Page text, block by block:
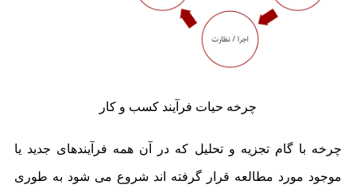
چرخه حیات فرآیند کسب و کار
چرخه با گام تجزیه و تحلیل که در آن همه فرآیندهای جدید یا
موجود مورد مطالعه قرار گرفته اند شروع می شود به طوری